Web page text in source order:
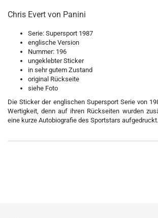
Chris Evert von Panini
Serie: Supersport 1987
englische Version
Nummer: 196
ungeklebter Sticker
in sehr gutem Zustand
original Rückseite
siehe Foto
Die Sticker der englischen Supersport Serie von
Wertigkeit, denn auf ihren Rückseiten wurden
eine kurze Autobiografie des Sportstars aufgedruckt.